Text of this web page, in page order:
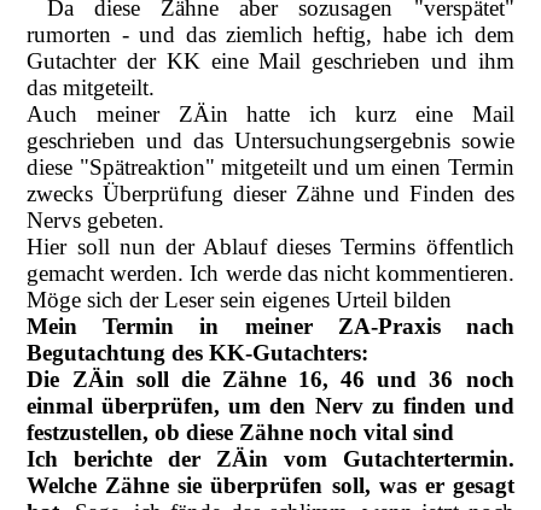
Da diese Zähne aber sozusagen "verspätet"
rumorten - und das ziemlich heftig, habe ich dem
Gutachter der KK eine Mail geschrieben und ihm
das mitgeteilt.
Auch meiner ZÄin hatte ich kurz eine Mail
geschrieben und das Untersuchungsergebnis sowie
diese "Spätreaktion" mitgeteilt und um einen Termin
zwecks Überprüfung dieser Zähne und Finden des
Nervs gebeten.
Hier soll nun der Ablauf dieses Termins öffentlich
gemacht werden. Ich werde das nicht kommentieren.
Möge sich der Leser sein eigenes Urteil bilden
Mein Termin in meiner ZA-Praxis nach
Begutachtung des KK-Gutachters:
Die ZÄin soll die Zähne 16, 46 und 36 noch
einmal überprüfen, um den Nerv zu finden und
festzustellen, ob diese Zähne noch vital sind
Ich berichte der ZÄin vom Gutachtertermin.
Welche Zähne sie überprüfen soll, was er gesagt